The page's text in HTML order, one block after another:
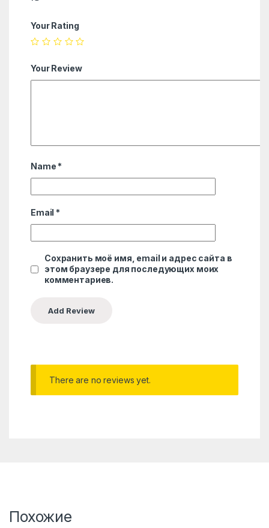
Your Rating
Your Review
Name *
Email *
Сохранить моё имя, email и адрес сайта в
этом браузере для последующих моих
комментариев.
There are no reviews yet.
Похожие